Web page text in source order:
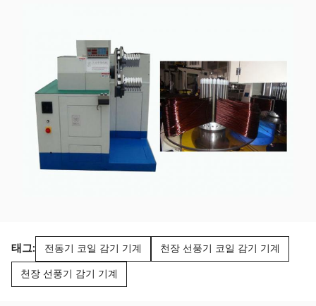
태그: 전동기 코일 감기 기계 천장 선풍기 코일 감기 기계
천장 선풍기 감기 기계